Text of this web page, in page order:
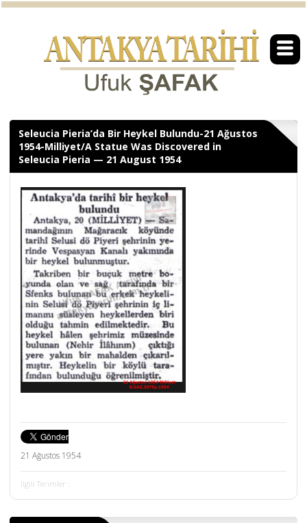
Seleucia Pieria’da Bir Heykel Bulundu-21 Ağustos
1954-Milliyet/A Statue Was Discovered in
Seleucia Pieria — 21 August 1954
21 Ağustos 1954
İlgili Terimler :